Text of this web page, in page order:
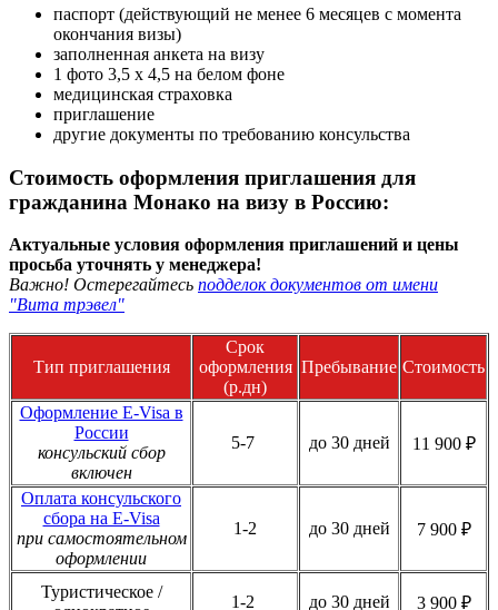
паспорт (действующий не менее 6 месяцев с момента
окончания визы)
заполненная анкета на визу
1 фото 3,5 х 4,5 на белом фоне
медицинская страховка
приглашение
другие документы по требованию консульства
Стоимость оформления приглашения для
гражданина Монако на визу в Россию:
Актуальные условия оформления приглашений и цены
просьба уточнять у менеджера!
Важно! Остерегайтесь подделок документов от имени
"Вита трэвел"
Тип приглашения
Срок
оформления
(р.дн)
Пребывание Стоимость
Оформление E-Visa в
России
консульский сбор
включен
5-7 до 30 дней 11 900 ₽
Оплата консульского
сбора на E-Visa
при самостоятельном
оформлении
1-2 до 30 дней 7 900 ₽
Туристическое /
1-2 до 30 дней 3 900 ₽